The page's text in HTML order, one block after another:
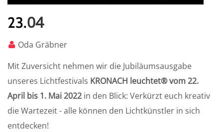
23.04
Oda Gräbner
Mit Zuversicht nehmen wir die Jubiläumsausgabe
unseres Lichtfestivals KRONACH leuchtet® vom 22.
April bis 1. Mai 2022 in den Blick: Verkürzt euch kreativ
die Wartezeit - alle können den Lichtkünstler in sich
entdecken!